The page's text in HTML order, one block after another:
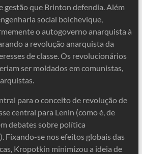
gestão que Brinton defendia. Além
social bolchevique,
o autogoverno anarquista à
a revolução anarquista da
de classe. Os revolucionários
ser moldados em comunistas,
para o conceito de revolução de
central para Lenin (como é, de
debates sobre política
Fixando-se nos efeitos globais das
Kropotkin minimizou a ideia de